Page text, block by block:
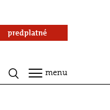
predplatné
menu